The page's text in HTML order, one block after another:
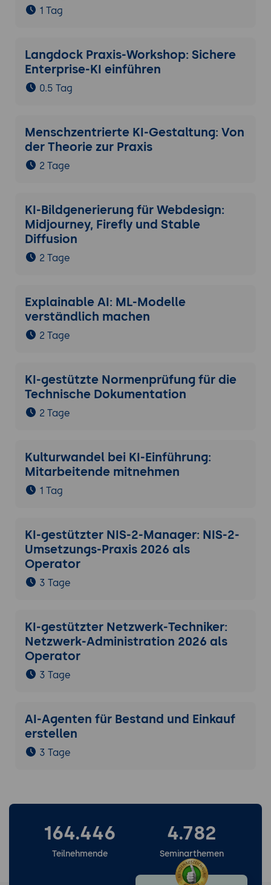
1 Tag
Langdock Praxis-Workshop: Sichere
Enterprise-KI einführen
0.5 Tag
Menschzentrierte KI-Gestaltung: Von
der Theorie zur Praxis
2 Tage
KI-Bildgenerierung für Webdesign:
Midjourney, Firefly und Stable
Diffusion
2 Tage
Explainable AI: ML-Modelle
verständlich machen
2 Tage
KI-gestützte Normenprüfung für die
Technische Dokumentation
2 Tage
Kulturwandel bei KI-Einführung:
Mitarbeitende mitnehmen
1 Tag
KI-gestützter NIS-2-Manager: NIS-2-
Umsetzungs-Praxis 2026 als
Operator
3 Tage
KI-gestützter Netzwerk-Techniker:
Netzwerk-Administration 2026 als
Operator
3 Tage
AI-Agenten für Bestand und Einkauf
erstellen
3 Tage
164.446
Teilnehmende
4.782
Seminarthemen